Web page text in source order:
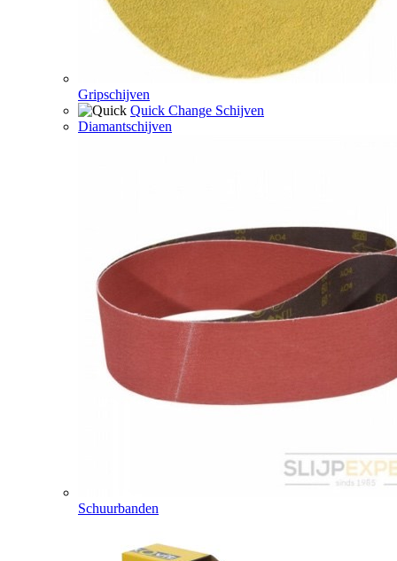
Gripschijven
Quick Change Schijven
Diamantschijven
Schuurbanden